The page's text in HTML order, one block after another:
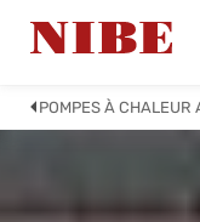
POMPES À CHALEUR